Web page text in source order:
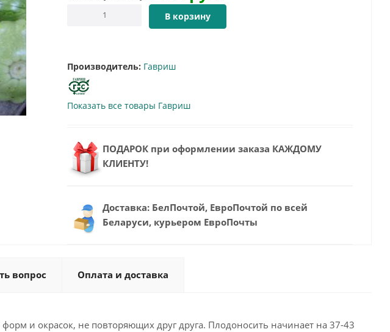
В корзину
Производитель: Гавриш
Показать все товары Гавриш
ПОДАРОК при оформлении заказа КАЖДОМУ
КЛИЕНТУ!
Доставка: БелПочтой, ЕвроПочтой по всей
Беларуси, курьером ЕвроПочты
вопрос Оплата и доставка
и окрасок, не повторяющих друг друга. Плодоносить начинает на 37-43